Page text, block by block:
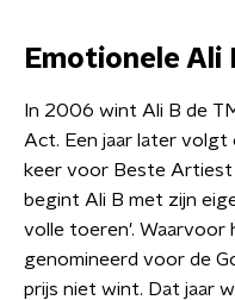
Emotionele Ali
In 2006 wint Ali B de
Act. Een jaar later volgt
keer voor Beste Artiest
begint Ali B met zijn
volle toeren'. Waarvoor
genomineerd voor de
prijs niet wint. Dat jaar